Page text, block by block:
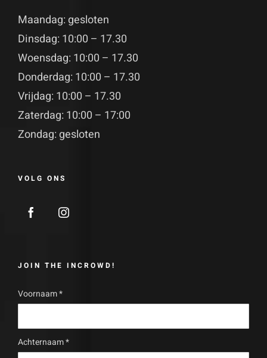
Maandag: gesloten
Dinsdag: 10:00 – 17.30
Woensdag: 10:00 – 17.30
Donderdag: 10:00 – 17.30
Vrijdag: 10:00 – 17.30
Zaterdag: 10:00 – 17:00
Zondag: gesloten
VOLG ONS
JOIN THE INCROWD!
Voornaam*
Achternaam*